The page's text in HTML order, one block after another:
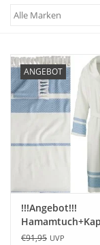
Kinder
Geschenkideen und
Gutscheine
Angebote
ANGEBOT
!!!Angebot!!!
Unisex
€91,95 UVP